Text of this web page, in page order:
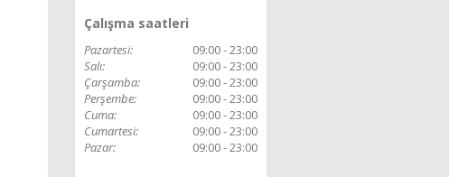
Çalışma saatleri
Pazartesi:
09:00 - 23:00
Salı:
09:00 - 23:00
Çarşamba:
09:00 - 23:00
Perşembe:
09:00 - 23:00
Cuma:
09:00 - 23:00
Cumartesi:
09:00 - 23:00
Pazar:
09:00 - 23:00